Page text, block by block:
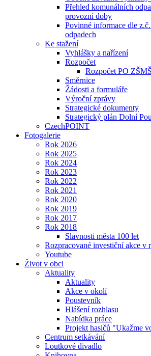
Přehled komunálních
provozní doby
Povinné informace dle
odpadech
Ke stažení
Vyhlášky a nařízení
Rozpočet
Rozpočet PO
Směrnice
Žádosti a formuláře
Výroční zprávy
Strategické dokumenty
Strategický plán Dolní
CzechPOINT
Fotogalerie
Rok 2026
Rok 2025
Rok 2024
Rok 2023
Rok 2022
Rok 2021
Rok 2020
Rok 2019
Rok 2017
Rok 2018
Slavnosti města 100 let
Rozpracované investiční akce v
Youtube
Život v obci
Aktuality
Aktuality
Akce v okolí
Poustevník
Hlášení rozhlasu
Nabídka práce
Projekt hasičů "Ukažme
Centrum setkávání
Loutkové divadlo